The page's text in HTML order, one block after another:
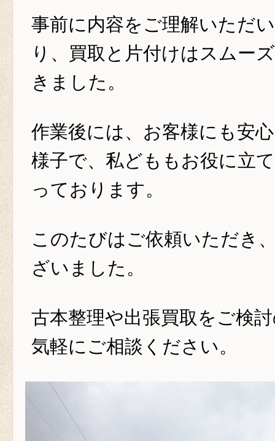
事前に内容をご理解いただ
り、買取と片付けはスムー
きました。
作業後には、お客様にも安
様子で、私どももお役に立
っております。
このたびはご依頼いただき
ざいました。
古本整理や出張買取をご検
気軽にご相談ください。